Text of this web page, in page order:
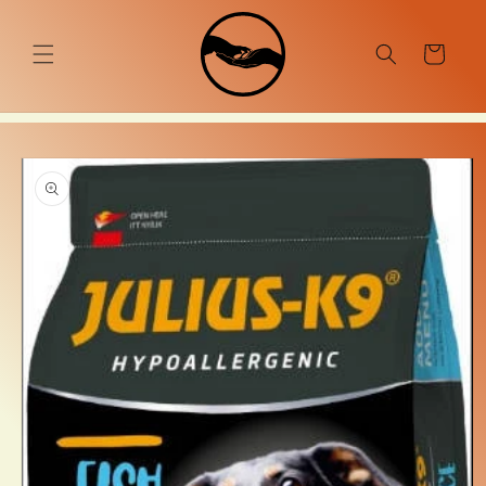
Kosár
Kihagyás, és
ugrás a
termékadatokra